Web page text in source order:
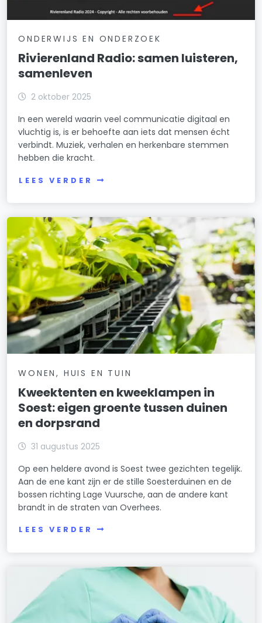
ONDERWIJS EN ONDERZOEK
Rivierenland Radio: samen luisteren,
samenleven
2 oktober 2025
In een wereld waarin veel communicatie digitaal en
vluchtig is, is er behoefte aan iets dat mensen écht
verbindt. Muziek, verhalen en herkenbare stemmen
hebben die kracht.
LEES VERDER
WONEN, HUIS EN TUIN
Kweektenten en kweeklampen in
Soest: eigen groente tussen duinen
en dorpsrand
31 augustus 2025
Op een heldere avond is Soest twee gezichten tegelijk.
Aan de ene kant zijn er de stille Soesterduinen en de
bossen richting Lage Vuursche, aan de andere kant
brandt in de straten van Overhees.
LEES VERDER